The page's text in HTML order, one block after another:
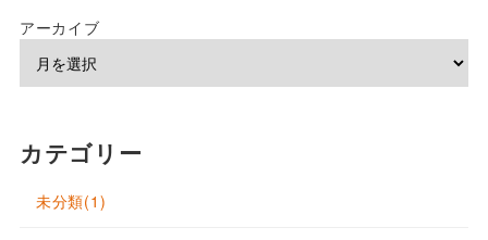
アーカイブ
カテゴリー
未分類(1)